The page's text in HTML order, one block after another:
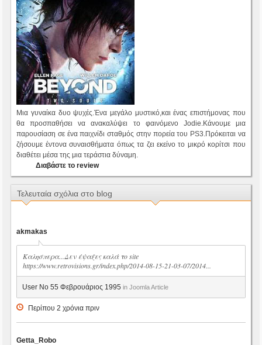
Μια γυναίκα δυο ψυχές.Ένα μεγάλο μυστικό,και ένας επιστήμονας που
θα προσπαθήσει να ανακαλύψει το φαινόμενο Jodie.Κάνουμε μια
παρουσίαση σε ένα παιχνίδι σταθμός στην πορεία του PS3.Πρόκειται να
ζήσουμε έντονα συναισθήματα όπως τα ζει εκείνο το μικρό κορίτσι που
διαθέτει μέσα της μια τεράστια δύναμη.
Διαβάστε το review
Τελευταία σχόλια στο blog
akmakas
Καλησπερα...Δεν έψαξες καλά το site
https://www.retrovisions.gr/index.php/2014-08-15-21-03-07/2014...
User No 55 Φεβρουάριος 1995 in Joomla Article
Περίπου 2 χρόνια πριν
Getta_Robo